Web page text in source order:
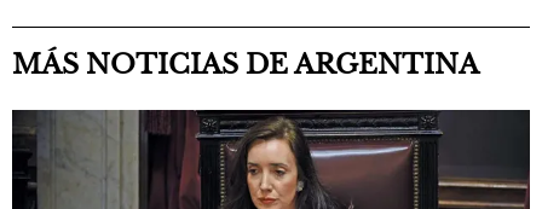
MÁS NOTICIAS DE ARGENTINA